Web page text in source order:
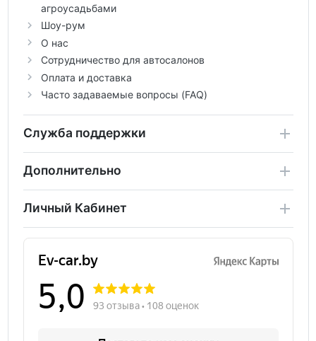
агроусадьбами
Шоу-рум
О нас
Сотрудничество для автосалонов
Оплата и доставка
Часто задаваемые вопросы (FAQ)
Служба поддержки
Дополнительно
Личный Кабинет